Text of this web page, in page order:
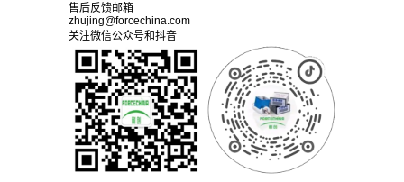
售后反馈邮箱
zhujing@forcechina.com
关注微信公众号和抖音